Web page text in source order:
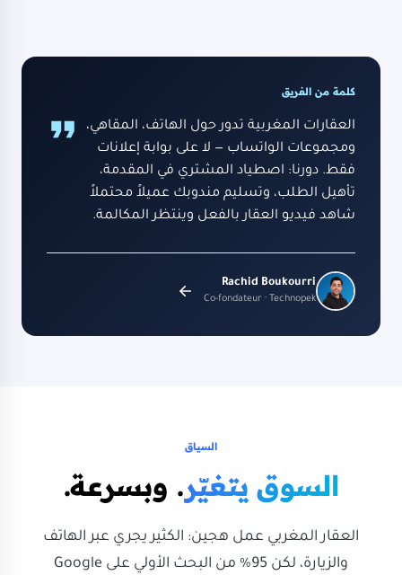
كلمة من الفريق
العقارات المغربية تدور حول الهاتف، المقاهي،
ومجموعات الواتساب — لا على بوابة إعلانات
فقط. دورنا: اصطياد المشتري في المقدمة،
تأهيل الطلب، وتسليم مندوبك عميلاً محتملاً
شاهد فيديو العقار بالفعل وينتظر المكالمة.
Rachid Boukourri
Co-fondateur · Technopek
السياق
السوق يتغيّر. وبسرعة.
العقار المغربي عمل هجين: الكثير يجري عبر الهاتف
والزيارة، لكن 95% من البحث الأولي على Google